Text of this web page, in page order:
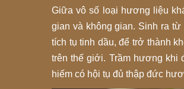
Giữa vô số loại hương liệu
gian và không gian. Sinh ra
tích tụ tinh dầu, để trở thành
trên thế giới. Trầm hương khi
hiếm có hội tụ đủ thập đức